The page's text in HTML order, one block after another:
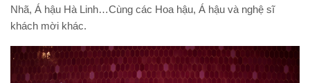
Nhã, Á hậu Hà Linh…Cùng các Hoa hậu, Á hậu và nghệ sĩ
khách mời khác.